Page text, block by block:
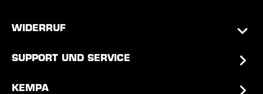
WIDERRUF
SUPPORT UND SERVICE
KEMPA